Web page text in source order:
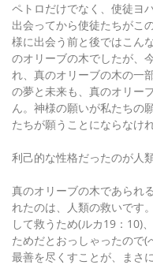
ペトロだけでなく、使徒ヨ
出会ってから使徒たちがこ
様に出会う前と後ではこん
のオリーブの木でしたが、
れ、真のオリーブの木の一
の夢と未来も、真のオリー
ん。神様の願いが私たちの
たちが願うことにならなけ
利己的な性格だったのが人
真のオリーブの木であられ
れたのは、人類の救いです
して救うため(ルカ19：10)
ためだとおっしゃったので
最善を尽くすことが、まさ